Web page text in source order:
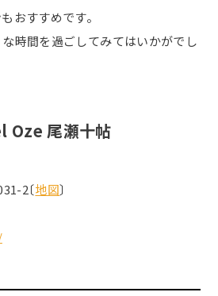
おすすめです。
時間を過ごしてみてはいかがでし
尾瀬十帖
2〔地図〕